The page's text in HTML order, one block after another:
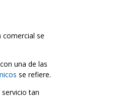
se
una de las
se refiere.
tan